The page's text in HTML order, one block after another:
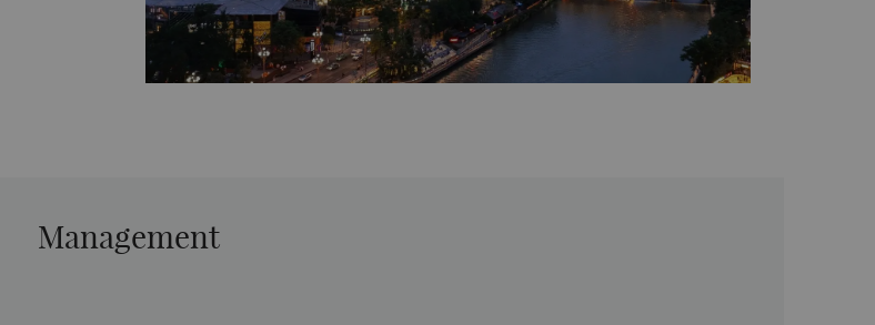
Management